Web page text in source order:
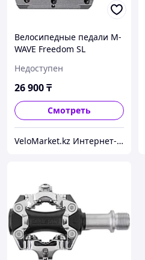
Велосипедные педали M-
WAVE Freedom SL
Недоступен
26 900₸
Смотреть
VeloMarket.kz Интернет-магазин